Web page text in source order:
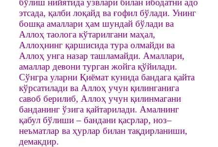
бўлиш нийятида узвлари билан ибодатни адо
этсада, қалби лоқайд ва ғофил бўлади. Унинг
бошқа амаллари ҳам шундай бўлади ва
Аллоҳ таолога кўтарилгани маҳал,
Аллоҳнинг қаршисида тура олмайди ва
Аллоҳ унга назар ташламайди. Амаллари,
амаллар девони турган жойга қўйилади.
Сўнгра уларни Қиёмат кунида бандага қайта
кўрсатилади ва Аллоҳ учун қилинганига
савоб берилиб, Аллоҳ учун қилинмагани
банданинг ўзига қайтарилади. Амалнинг
қабул бўлиши – бандани қасрлар, ноз–
неъматлар ва ҳурлар билан тақдирланиши,
демакдир.